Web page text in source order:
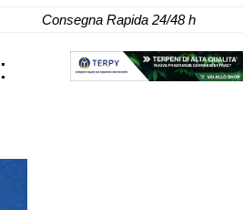
Consegna Rapida 24/48 h